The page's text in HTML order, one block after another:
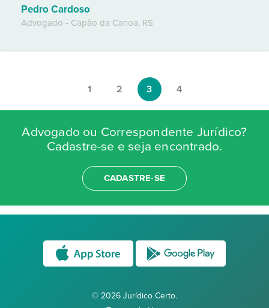
Pedro Cardoso
Advogado - Capão da Canoa, RS
1 2 3 4
Advogado ou Correspondente Jurídico?
Cadastre-se e seja encontrado.
CADASTRE-SE
© 2026 Jurídico Certo.